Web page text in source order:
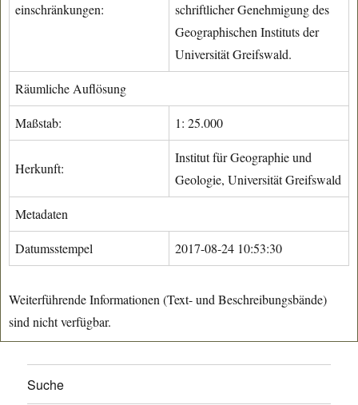
einschränkungen:
schriftlicher Genehmigung des
Geographischen Instituts der
Universität Greifswald.
Räumliche Auflösung
Maßstab: 1: 25.000
Herkunft:
Institut für Geographie und
Geologie, Universität Greifswald
Metadaten
Datumsstempel 2017-08-24 10:53:30
Weiterführende Informationen (Text- und Beschreibungsbände)
sind nicht verfügbar.
Suche